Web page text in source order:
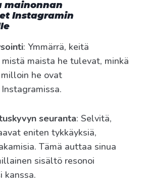
mainonnan
Instagramin
: Ymmärrä, keitä
maista he tulevat, minkä
he ovat
seuranta: Selvitä,
eniten tykkäyksiä,
Tämä auttaa sinua
sisältö resonoi
kanssa.